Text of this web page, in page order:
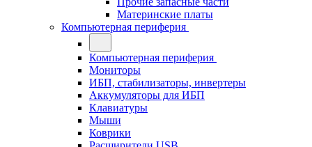
Материнские платы
Компьютерная периферия
Компьютерная периферия
Мониторы
ИБП, стабилизаторы, инвертеры
Аккумуляторы для ИБП
Клавиатуры
Мыши
Коврики